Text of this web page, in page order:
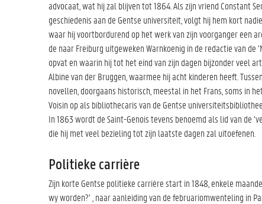
advocaat, wat hij zal blijven tot 1864. Als zijn vriend Constant
geschiedenis aan de Gentse universiteit, volgt hij hem kort
waar hij voortbordurend op het werk van zijn voorganger een
de naar Freiburg uitgeweken Warnkoenig in de redactie van de
opvat en waarin hij tot het eind van zijn dagen bijzonder veel
Albine van der Bruggen, waarmee hij acht kinderen heeft.
novellen, doorgaans historisch, meestal in het Frans, soms in
Voisin op als bibliothecaris van de Gentse
In 1863 wordt de Saint-Genois tevens benoemd als lid van de
die hij met veel bezieling tot zijn laatste dagen zal uitoefenen.
Politieke carrière
Zijn korte Gentse politieke carrière start in 1848, enkele
wy worden?’ , naar aanleiding van de februariomwenteling in